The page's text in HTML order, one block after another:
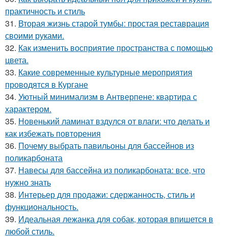
практичность и стиль
31. Вторая жизнь старой тумбы: простая реставрация
своими руками.
32. Как изменить восприятие пространства с помощью
цвета.
33. Какие современные культурные мероприятия
проводятся в Кургане
34. Уютный минимализм в Антверпене: квартира с
характером.
35. Новенький ламинат вздулся от влаги: что делать и
как избежать повторения
36. Почему выбрать павильоны для бассейнов из
поликарбоната
37. Навесы для бассейна из поликарбоната: все, что
нужно знать
38. Интерьер для продажи: сдержанность, стиль и
функциональность.
39. Идеальная лежанка для собак, которая впишется в
любой стиль.